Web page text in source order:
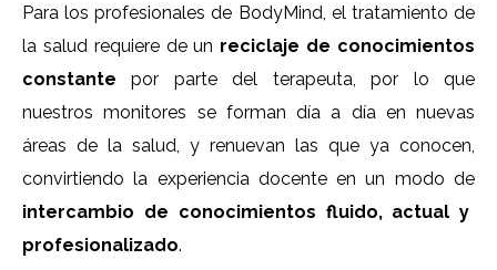
Para los profesionales de BodyMind, el tratamiento de
la salud requiere de un reciclaje de conocimientos
constante por parte del terapeuta, por lo que
nuestros monitores se forman día a día en nuevas
áreas de la salud, y renuevan las que ya conocen,
convirtiendo la experiencia docente en un modo de
intercambio de conocimientos fluido, actual y
profesionalizado.